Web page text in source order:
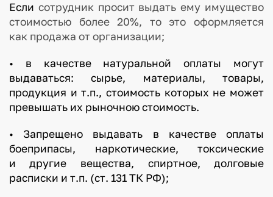
Если сотрудник просит выдать ему имущество
стоимостью более 20%, то это оформляется
как продажа от организации;
• в качестве натуральной оплаты могут
выдаваться: сырье, материалы, товары,
продукция и т.п., стоимость которых не может
превышать их рыночною стоимость.
• Запрещено выдавать в качестве оплаты
боеприпасы, наркотические, токсические
и другие вещества, спиртное, долговые
расписки и т.п. (ст. 131 ТК РФ);